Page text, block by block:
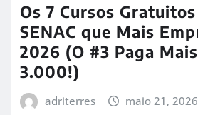
Os 7 Cursos
SENAC que Mais
2026 (O #3 Paga
3.000!)
adriterres maio 21, 2026